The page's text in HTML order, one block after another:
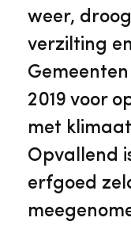
Geschiedenis
Ervenconsulent
Over de
Tarieven
Algemene
weer,
verzilting
2019 voor
met
Opvallend
erfgoed